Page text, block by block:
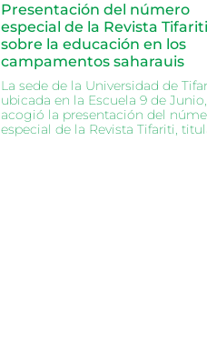
Presentación del número
especial de la Revista Tifariti
sobre la educación en los
campamentos saharauis
La sede de la Universidad de
ubicada en la Escuela 9 de Junio,
acogió la presentación del
especial de la Revista Tifariti,